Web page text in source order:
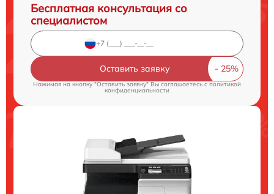
Бесплатная консультация со
специалистом
Оставить заявку
Нажимая на кнопку "Оставить заявку" Вы соглашаетесь cполитикой
конфиденциальности